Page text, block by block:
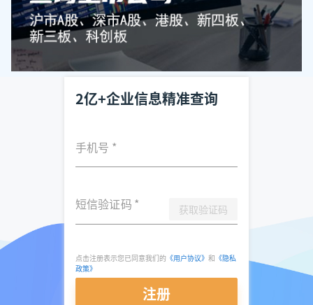
2亿+企业信息精准查询
手机号 *
短信验证码 * 获取验证码
点击注册表示您已同意我们的 《用户协议》 和 《隐私
政策》
注册